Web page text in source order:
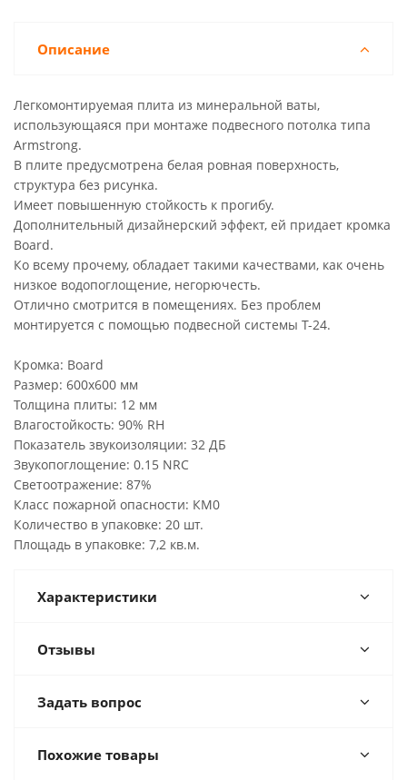
Описание
Легкомонтируемая плита из минеральной ваты,
использующаяся при монтаже подвесного потолка типа
Armstrong.
В плите предусмотрена белая ровная поверхность,
структура без рисунка.
Имеет повышенную стойкость к прогибу.
Дополнительный дизайнерский эффект, ей придает кромка
Board.
Ко всему прочему, обладает такими качествами, как очень
низкое водопоглощение, негорючесть.
Отлично смотрится в помещениях. Без проблем
монтируется с помощью подвесной системы Т-24.
Кромка: Board
Размер: 600х600 мм
Толщина плиты: 12 мм
Влагостойкость: 90% RH
Показатель звукоизоляции: 32 ДБ
Звукопоглощение: 0.15 NRC
Светоотражение: 87%
Класс пожарной опасности: КМ0
Количество в упаковке: 20 шт.
Площадь в упаковке: 7,2 кв.м.
Характеристики
Отзывы
Задать вопрос
Похожие товары